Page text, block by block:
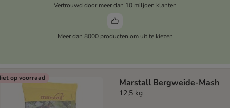
Vertrouwd door meer dan 10 miljoen klanten
Meer dan 8000 producten om uit te kiezen
op voorraad Marstall Bergweide-Mash
12,5 kg